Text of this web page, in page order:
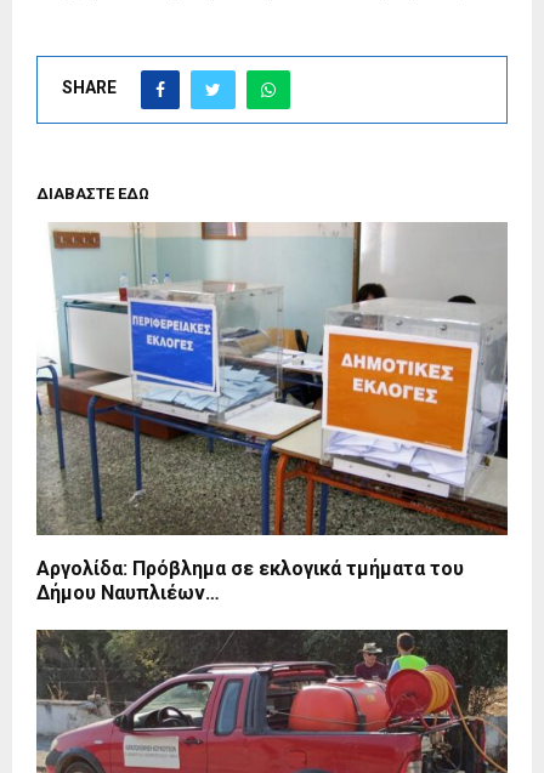
SHARE
ΔΙΑΒΑΣΤΕ ΕΔΩ
Αργολίδα: Πρόβλημα σε εκλογικά τμήματα του
Δήμου Ναυπλιέων…